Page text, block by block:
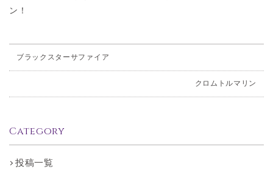
ン！
ブラックスターサファイア
クロムトルマリン
Category
投稿一覧